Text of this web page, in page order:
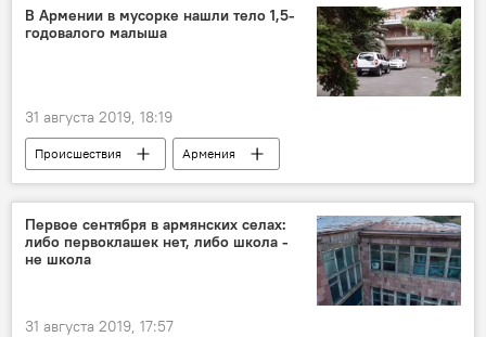
мусор
В Армении в мусорке нашли тело 1,5-
годовалого малыша
31 августа 2019, 18:19
Происшествия
Армения
Происшествия и инциденты в Армении
Первое сентября в армянских селах:
либо первоклашек нет, либо школа -
не школа
31 августа 2019, 17:57